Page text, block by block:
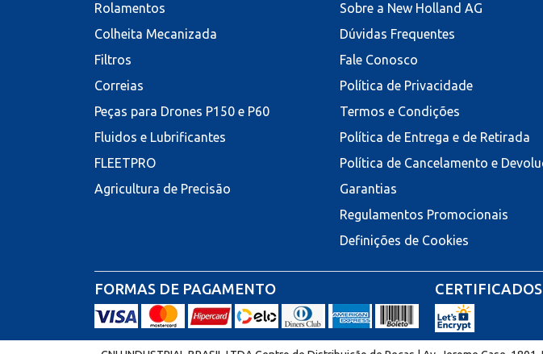
Rolamentos
Colheita Mecanizada
Filtros
Correias
Peças para Drones P150 e P60
Fluidos e Lubrificantes
FLEETPRO
Agricultura de Precisão
Sobre a New Holland AG
Dúvidas Frequentes
Fale Conosco
Política de Privacidade
Termos e Condições
Política de Entrega e de Retirada
Política de Cancelamento e
Garantias
Regulamentos Promocionais
Definições de Cookies
FORMAS DE PAGAMENTO CERTIFICADOS